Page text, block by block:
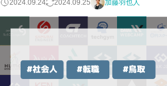
2024.09.24 2024.09.25 加藤羽也人